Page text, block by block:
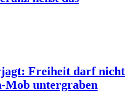
Freiheit darf nicht
untergraben